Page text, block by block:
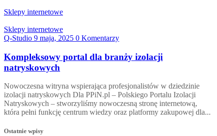
Sklepy internetowe
Sklepy internetowe
Q-Studio 9 maja, 2025 0 Komentarzy
Kompleksowy portal dla branży izolacji
natryskowych
Nowoczesna witryna wspierająca profesjonalistów w dziedzinie
izolacji natryskowych Dla PPiN.pl – Polskiego Portalu Izolacji
Natryskowych – stworzyliśmy nowoczesną stronę internetową,
która pełni funkcję centrum wiedzy oraz platformy zakupowej dla...
Ostatnie wpisy